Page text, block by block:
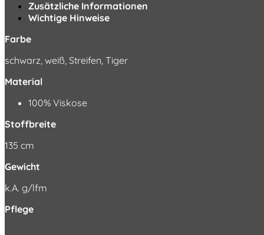
Zusätzliche Informationen
Wichtige Hinweise
Farbe
schwarz, weiß, Streifen, Tiger
Material
100% Viskose
Stoffbreite
135 cm
Gewicht
k.A. g/lfm
Pflege